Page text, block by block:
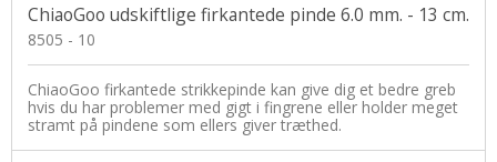
ChiaoGoo udskiftlige firkantede pinde 6.0 mm. - 13 cm.
8505 - 10
ChiaoGoo firkantede strikkepinde kan give dig et bedre greb
hvis du har problemer med gigt i fingrene eller holder meget
stramt på pindene som ellers giver træthed.